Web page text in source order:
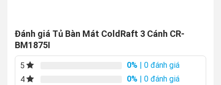
Đánh giá Tủ Bàn Mát ColdRaft 3 Cánh CR-
BM1875I
5 0% | 0 đánh giá
4
0% | 0 đánh giá